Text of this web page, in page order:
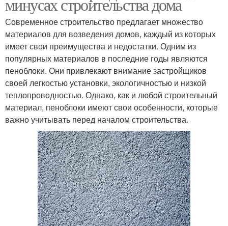
минусах строительства дома
Современное строительство предлагает множество
материалов для возведения домов, каждый из которых
имеет свои преимущества и недостатки. Одним из
популярных материалов в последние годы являются
пеноблоки. Они привлекают внимание застройщиков
своей легкостью установки, экологичностью и низкой
теплопроводностью. Однако, как и любой строительный
материал, пеноблоки имеют свои особенности, которые
важно учитывать перед началом строительства.